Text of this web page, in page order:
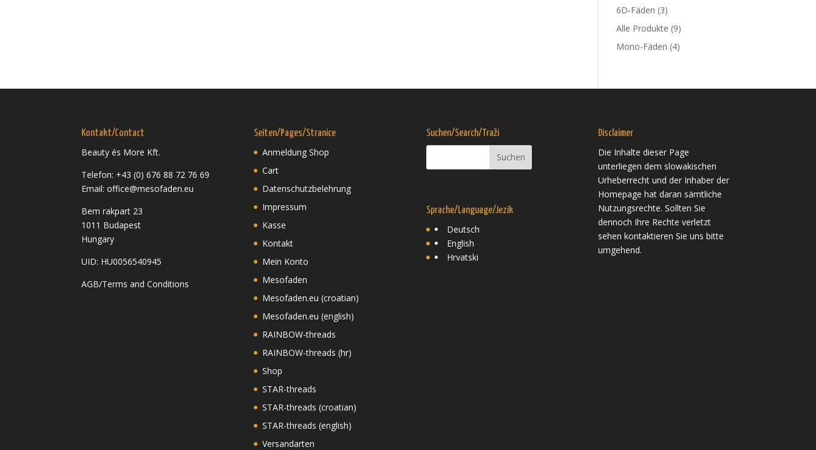
6D-Fäden (3)
Alle Produkte (9)
Mono-Fäden (4)
Kontakt/Contact
Beauty és More Kft.
Telefon: +43 (0) 676 88 72 76 69
Email: office@mesofaden.eu
Bem rakpart 23
1011 Budapest
Hungary
UID: HU0056540945
AGB/Terms and Conditions
Seiten/Pages/Stranice
Anmeldung Shop
Cart
Datenschutzbelehrung
Impressum
Kasse
Kontakt
Mein Konto
Mesofaden
Mesofaden.eu (croatian)
Mesofaden.eu (english)
RAINBOW-threads
RAINBOW-threads (hr)
Shop
STAR-threads
STAR-threads (croatian)
STAR-threads (english)
Versandarten
Suchen/Search/Traži
Sprache/Language/Jezik
Deutsch
English
Hrvatski
Disclaimer
Die Inhalte dieser Page
unterliegen dem slowakischen
Urheberrecht und der Inhaber der
Homepage hat daran sämtliche
Nutzungsrechte. Sollten Sie
dennoch Ihre Rechte verletzt
sehen kontaktieren Sie uns bitte
umgehend.